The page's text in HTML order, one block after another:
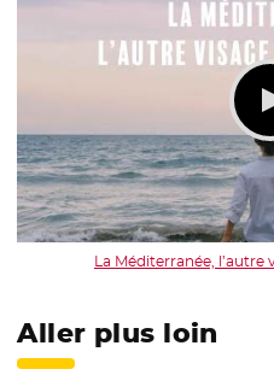
La Méditerranée, l’autre
Aller plus loin